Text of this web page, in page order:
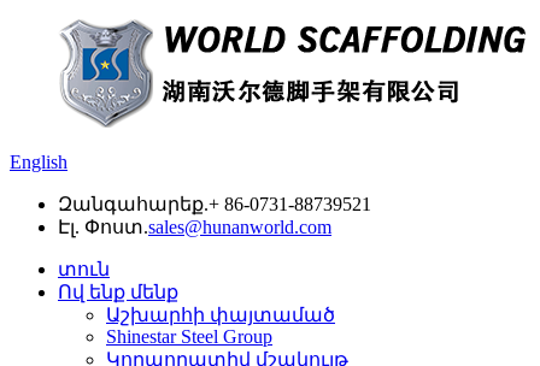
English
Զանգահարեք.+ 86-0731-88739521
Էլ. Փոստ.sales@hunanworld.com
տուն
Ով ենք մենք
Աշխարհի փայտամած
Shinestar Steel Group
Կորպորատիվ մշակույթ